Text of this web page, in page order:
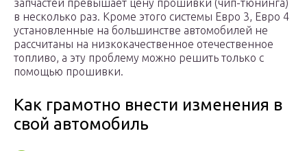
запчастей превышает цену прошивки (чип-тюнинга)
в несколько раз. Кроме этого системы Евро 3, Евро 4
установленные на большинстве автомобилей не
рассчитаны на низкокачественное отечественное
топливо, а эту проблему можно решить только с
помощью прошивки.
Как грамотно внести изменения в
свой автомобиль